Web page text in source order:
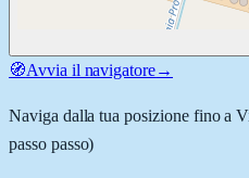
🧭Avvia il navigatore→
Naviga dalla tua posizione fino a
passo passo)